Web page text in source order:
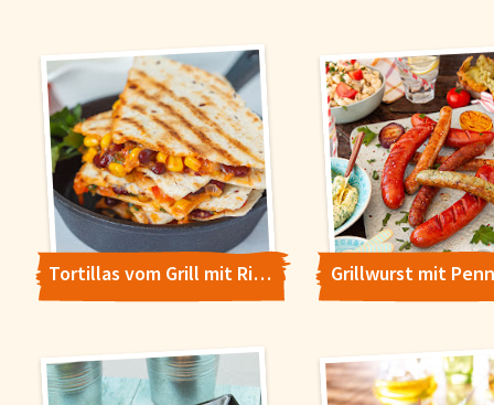
Tortillas vom Grill mit Rindfleisch, Bohnen, Mais und Guacamole Grillwurst mit